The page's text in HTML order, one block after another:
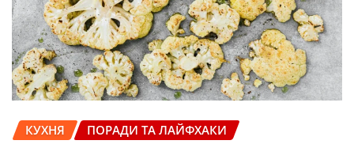
КУХНЯ ПОРАДИ ТА ЛАЙФХАКИ